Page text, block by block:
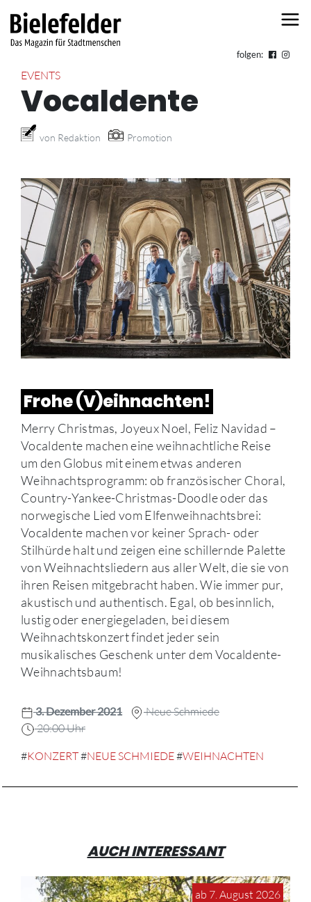
folgen:
EVENTS
Vocaldente
von Redaktion Promotion
Frohe (V)eihnachten!
Merry Christmas, Joyeux Noel, Feliz Navidad –
Vocaldente machen eine weihnachtliche Reise
um den Globus mit einem etwas anderen
Weihnachtsprogramm: ob französischer Choral,
Country-Yankee-Christmas-Doodle oder das
norwegische Lied vom Elfenweihnachtsbrei:
Vocaldente machen vor keiner Sprach- oder
Stilhürde halt und zeigen eine schillernde Palette
von Weihnachtsliedern aus aller Welt, die sie von
ihren Reisen mitgebracht haben. Wie immer pur,
akustisch und authentisch. Egal, ob besinnlich,
lustig oder energiegeladen, bei diesem
Weihnachtskonzert findet jeder sein
musikalisches Geschenk unter dem Vocaldente-
Weihnachtsbaum!
3. Dezember 2021
Neue Schmiede
20:00 Uhr
#KONZERT#NEUE SCHMIEDE#WEIHNACHTEN
AUCH INTERESSANT
ab 7. August 2026